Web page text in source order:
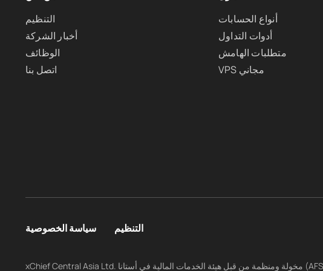
التنظيم
أخبار الشركة
الوظائف
اتصل بنا
أنواع الحسابات
أدوات التداول
متطلبات الهامش
VPS مجاني
سياسة الخصوصية التنظيم
xChief Central Asia Ltd. مخولة ومنظمة من قبل هيئة الخدمات المالية في أستانا (AFSA) بموجب الترخيص رقم AFSA-A-LA-2025-0012. الشركة مرخصة للقيام بالأنشطة المنظمة، بما في ذلك التعامل في الاستثمارات